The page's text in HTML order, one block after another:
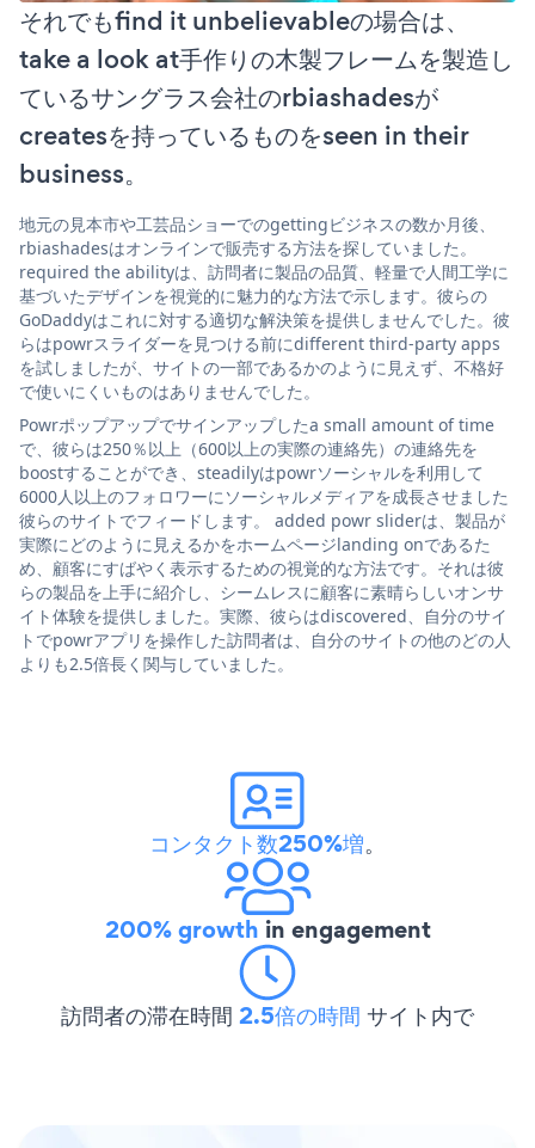
それでもfind it unbelievableの場合は、
take a look at手作りの木製フレームを製造し
ているサングラス会社のrbiashadesが
createsを持っているものをseen in their
business。
地元の見本市や工芸品ショーでのgettingビジネスの数か月後、
rbiashadesはオンラインで販売する方法を探していました。
required the abilityは、訪問者に製品の品質、軽量で人間工学に
基づいたデザインを視覚的に魅力的な方法で示します。彼らの
GoDaddyはこれに対する適切な解決策を提供しませんでした。彼
らはpowrスライダーを見つける前にdifferent third-party apps
を試しましたが、サイトの一部であるかのように見えず、不格好
で使いにくいものはありませんでした。
Powrポップアップでサインアップしたa small amount of time
で、彼らは250％以上（600以上の実際の連絡先）の連絡先を
boostすることができ、steadilyはpowrソーシャルを利用して
6000人以上のフォロワーにソーシャルメディアを成長させました
彼らのサイトでフィードします。 added powr sliderは、製品が
実際にどのように見えるかをホームページlanding onであるた
め、顧客にすばやく表示するための視覚的な方法です。それは彼
らの製品を上手に紹介し、シームレスに顧客に素晴らしいオンサ
イト体験を提供しました。実際、彼らはdiscovered、自分のサイ
トでpowrアプリを操作した訪問者は、自分のサイトの他のどの人
よりも2.5倍長く関与していました。
コンタクト数250%増。
200% growth in engagement
訪問者の滞在時間 2.5倍の時間 サイト内で